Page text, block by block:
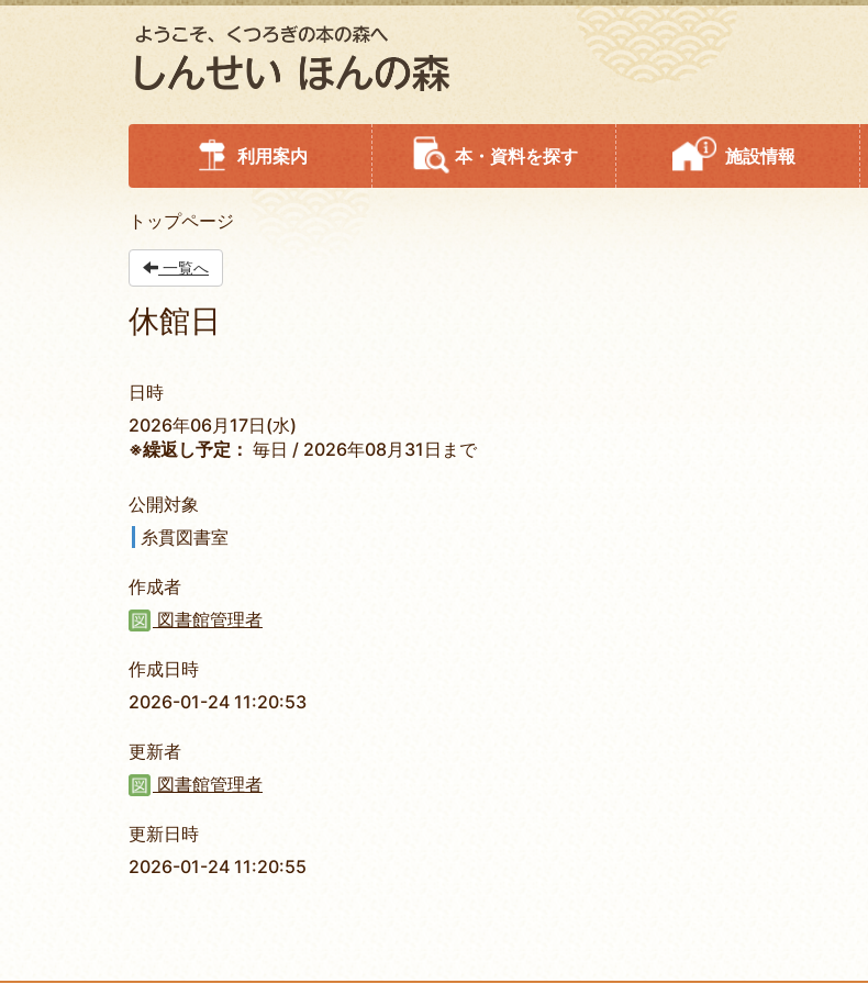
利用案内 本・資料を探す 施設情報
トップページ
一覧へ
休館日
日時
2026年06月17日(水)
※繰返し予定： 毎日 / 2026年08月31日まで
公開対象
糸貫図書室
作成者
図書館管理者
作成日時
2026-01-24 11:20:53
更新者
図書館管理者
更新日時
2026-01-24 11:20:55